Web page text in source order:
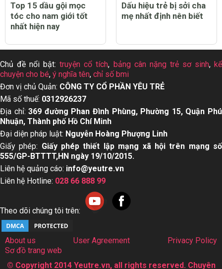
Top 15 dầu gội mọc
tóc cho nam giới tốt
nhất hiện nay
Dấu hiệu trẻ bị sởi cha
mẹ nhất định nên biết
Chủ đề nổi bật:truyện cổ tích, bảng cân nặng trẻ sơ sinh, kể
chuyện cho bé, ý nghĩa tên, chỉ số bmi
Đơn vị chủ Quản: CÔNG TY CỔ PHẦN YÊU TRẺ
Mã số thuế: 0312926237
Địa chỉ:369 đường Phan Đình Phùng, Phường 15, Quận Phú
Nhuận, Thành phố Hồ Chí Minh
Đại diện pháp luật: Nguyễn Hoàng Phượng Linh
Giấy phép: Giấy phép thiết lập mạng xã hội trên mạng số
555/GP-BTTTT,HN ngày 19/10/2015.
Liên hệ quảng cáo: info@yeutre.vn
Liên hệ Hotline: 028 66 888 99
Theo dõi chúng tôi trên:
About us User Agreement
Privacy Policy
Sơ đồ trang web
© Copyright 2014 Yeutre.vn, all rights reserved. Chuyên